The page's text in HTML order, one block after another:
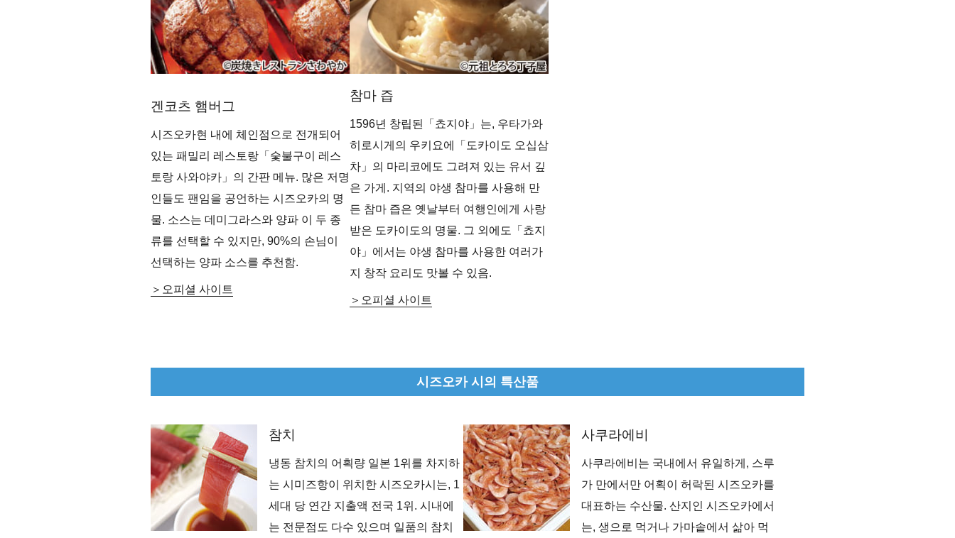
겐코츠 햄버그
시즈오카현 내에 체인점으로 전개되어
있는 패밀리 레스토랑「숯불구이 레스
토랑 사와야카」의 간판 메뉴. 많은 저명
인들도 팬임을 공언하는 시즈오카의 명
물. 소스는 데미그라스와 양파 이 두 종
류를 선택할 수 있지만, 90%의 손님이
선택하는 양파 소스를 추천함.
오피셜 사이트
참마 즙
1596년 창립된「쵸지야」는, 우타가와
히로시게의 우키요에「도카이도 오십삼
차」의 마리코에도 그려져 있는 유서 깊
은 가게. 지역의 야생 참마를 사용해 만
든 참마 즙은 옛날부터 여행인에게 사랑
받은 도카이도의 명물. 그 외에도「쵸지
야」에서는 야생 참마를 사용한 여러가
지 창작 요리도 맛볼 수 있음.
오피셜 사이트
시즈오카 시의 특산품
참치
냉동 참치의 어획량 일본 1위를 차지하
는 시미즈항이 위치한 시즈오카시는, 1
세대 당 연간 지출액 전국 1위. 시내에
는 전문점도 다수 있으며 일품의 참치
사쿠라에비
사쿠라에비는 국내에서 유일하게, 스루
가 만에서만 어획이 허락된 시즈오카를
대표하는 수산물. 산지인 시즈오카에서
는, 생으로 먹거나 가마솥에서 삶아 먹